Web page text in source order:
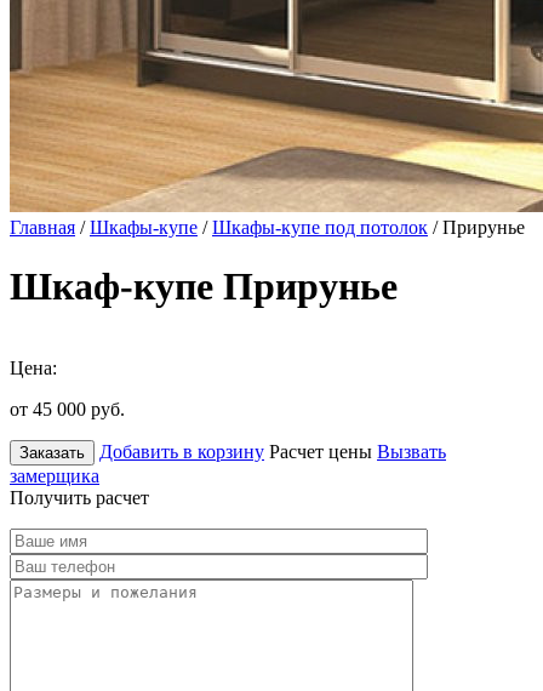
Главная /Шкафы-купе /Шкафы-купе под потолок / Прирунье
Шкаф-купе Прирунье
Цена:
от 45 000 руб.
Заказать Добавить в корзину Расчет цены Вызвать
замерщика
Получить расчет